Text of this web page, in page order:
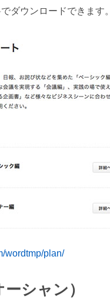
ダウンロードできます。
wordtmp/plan/
シャン）